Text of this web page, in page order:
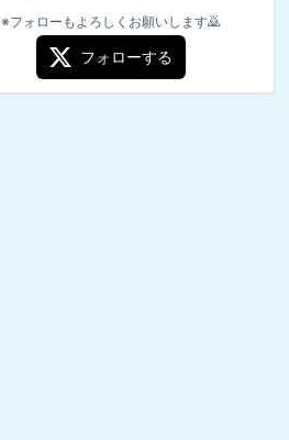
※フォローもよろしくお願いします🙇
フォローする